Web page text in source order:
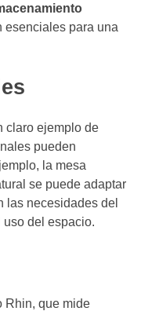
esenciales para una
claro ejemplo de
pueden
la mesa
se puede adaptar
las necesidades del
uso del espacio.
Rhin, que mide